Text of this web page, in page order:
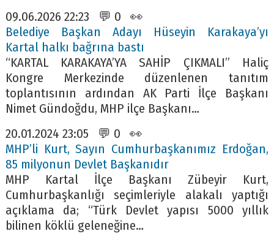
09.06.2026 22:23 💬 0 👀
Belediye Başkan Adayı Hüseyin Karakaya’yı
Kartal halkı bağrına bastı
“KARTAL KARAKAYA’YA SAHİP ÇIKMALI” Haliç
Kongre Merkezinde düzenlenen tanıtım
toplantısının ardından AK Parti İlçe Başkanı
Nimet Gündoğdu, MHP ilçe Başkanı…
20.01.2024 23:05 💬 0 👀
MHP’li Kurt, Sayın Cumhurbaşkanımız Erdoğan,
85 milyonun Devlet Başkanıdır
MHP Kartal İlçe Başkanı Zübeyir Kurt,
Cumhurbaşkanlığı seçimleriyle alakalı yaptığı
açıklama da; “Türk Devlet yapısı 5000 yıllık
bilinen köklü geleneğine…